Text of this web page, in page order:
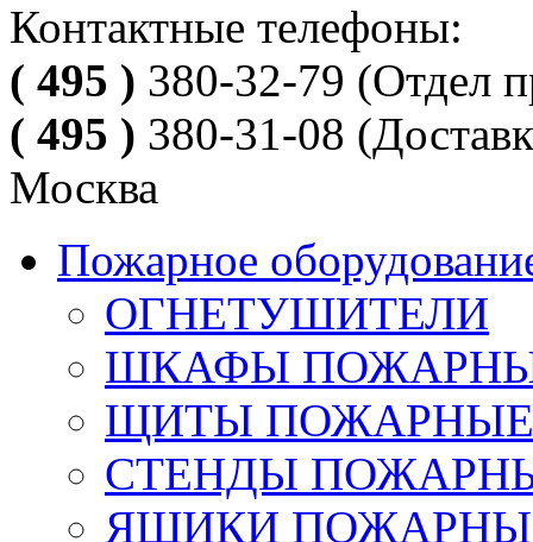
Контактные телефоны:
( 495 ) 380-32-79 (Отдел
( 495 ) 380-31-08
Москва
Пожарное
ОГНЕТУШИТЕЛИ
ШКАФЫ
ЩИТЫ ПОЖАРНЫЕ
СТЕНДЫ
ЯЩИКИ ПОЖАРНЫЕ